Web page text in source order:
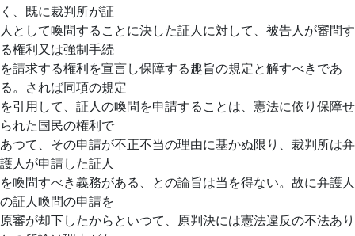
く、既に裁判所が証
人として喚問することに決した証人に対して、被告人が審問す
る権利又は強制手続
を請求する権利を宣言し保障する趣旨の規定と解すべきであ
る。されば同項の規定
を引用して、証人の喚問を申請することは、憲法に依り保障せ
られた国民の権利で
あつて、その申請が不正不当の理由に基かぬ限り、裁判所は弁
護人が申請した証人
を喚問すべき義務がある、との論旨は当を得ない。故に弁護人
の証人喚問の申請を
原審が却下したからといつて、原判決には憲法違反の不法あり